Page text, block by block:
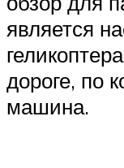
является
дороге, по
машина.